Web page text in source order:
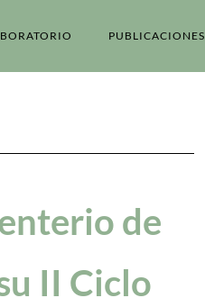
PUBLICACIONES
de
II Ciclo